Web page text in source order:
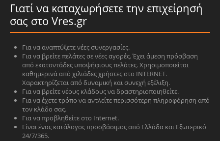
Γιατί να καταχωρήσετε την επιχείρησή
σας στο Vres.gr
Για να αναπτύξετε νέες συνεργασίες.
Για να βρείτε πελάτες σε νέες αγορές. Έχει άμεση πρόσβαση
από εκατοντάδες υποψήφιους πελάτες. Χρησιμοποιείται
καθημερινά από χιλιάδες χρήστες στο INTERNET.
Χαρακτηρίζεται από δυναμική και συνεχή εξέλιξη.
Για να βρείτε νέους κλάδους να δραστηριοποιηθείτε.
Για να έχετε τρόπο να αντλείτε περισσότερη πληροφόρηση από
τον κλάδο σας.
Για να προβληθείτε στο Internet.
Είναι ένας κατάλογος προσβάσιμος από Ελλάδα και Εξωτερικό
24/7/365.